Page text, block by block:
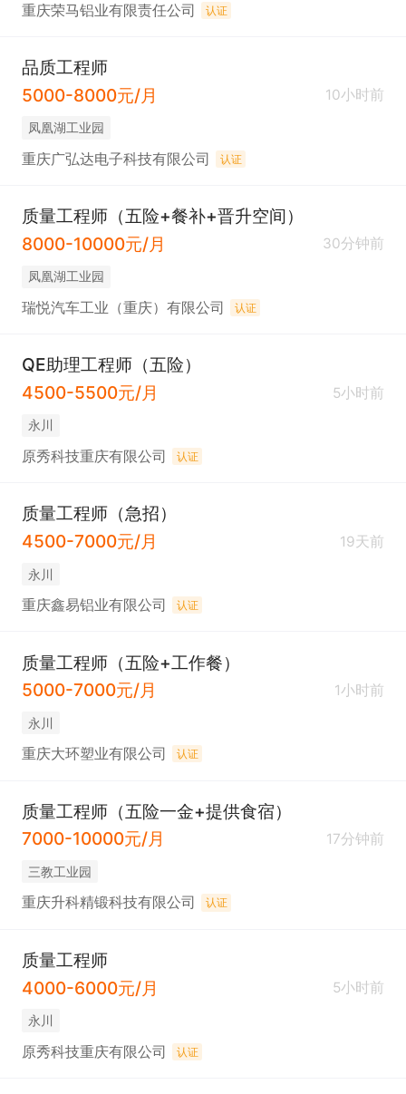
重庆荣马铝业有限责任公司 认证
品质工程师
5000-8000元/月
10小时前
凤凰湖工业园
重庆广弘达电子科技有限公司 认证
质量工程师（五险+餐补+晋升空间）
8000-10000元/月
30分钟前
凤凰湖工业园
瑞悦汽车工业（重庆）有限公司 认证
QE助理工程师（五险）
4500-5500元/月
5小时前
永川
原秀科技重庆有限公司 认证
质量工程师（急招）
4500-7000元/月
19天前
永川
重庆鑫易铝业有限公司 认证
质量工程师（五险+工作餐）
5000-7000元/月
1小时前
永川
重庆大环塑业有限公司 认证
质量工程师（五险一金+提供食宿）
7000-10000元/月
17分钟前
三教工业园
重庆升科精锻科技有限公司 认证
质量工程师
4000-6000元/月
5小时前
永川
原秀科技重庆有限公司 认证